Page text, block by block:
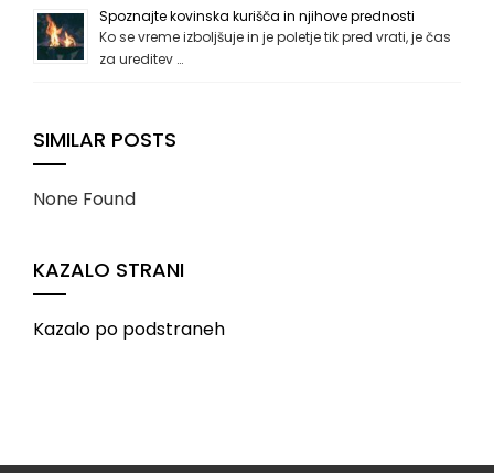
Spoznajte kovinska kurišča in njihove prednosti
Ko se vreme izboljšuje in je poletje tik pred vrati, je čas
za ureditev …
SIMILAR POSTS
None Found
KAZALO STRANI
Kazalo po podstraneh